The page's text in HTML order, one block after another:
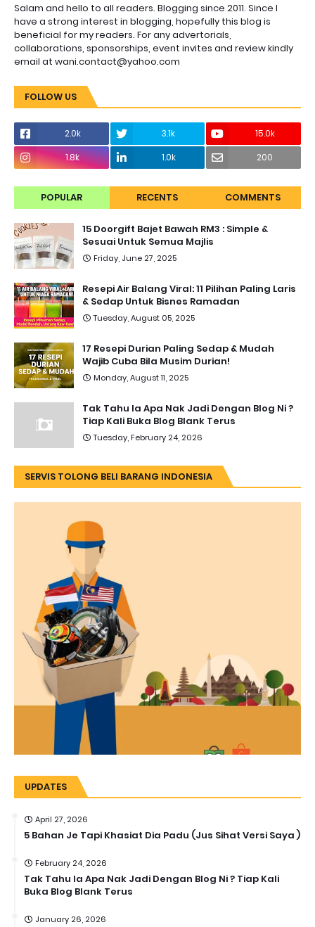
Salam and hello to all readers. Blogging since 2011. Since I
have a strong interest in blogging, hopefully this blog is
beneficial for my readers. For any advertorials,
collaborations, sponsorships, event invites and review kindly
email at wani.contact@yahoo.com
FOLLOW US
2.0k 3.1k
15.0k
1.8k
1.0k 200
POPULAR RECENTS COMMENTS
15 Doorgift Bajet Bawah RM3 : Simple &
Sesuai Untuk Semua Majlis
Friday, June 27, 2025
Resepi Air Balang Viral: 11 Pilihan Paling Laris
& Sedap Untuk Bisnes Ramadan
Tuesday, August 05, 2025
17 Resepi Durian Paling Sedap & Mudah
Wajib Cuba Bila Musim Durian!
Monday, August 11, 2025
Tak Tahu la Apa Nak Jadi Dengan Blog Ni ?
Tiap Kali Buka Blog Blank Terus
Tuesday, February 24, 2026
SERVIS TOLONG BELI BARANG INDONESIA
UPDATES
April 27, 2026
5 Bahan Je Tapi Khasiat Dia Padu (Jus Sihat Versi Saya )
February 24, 2026
Tak Tahu la Apa Nak Jadi Dengan Blog Ni ? Tiap Kali
Buka Blog Blank Terus
January 26, 2026